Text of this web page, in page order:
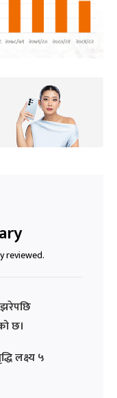
reviewed.
झरेपछि
छ।
लक्ष्य ५